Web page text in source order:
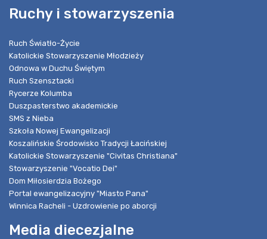
Ruchy i stowarzyszenia
Ruch Światło-Życie
Katolickie Stowarzyszenie Młodzieży
Odnowa w Duchu Świętym
Ruch Szensztacki
Rycerze Kolumba
Duszpasterstwo akademickie
SMS z Nieba
Szkoła Nowej Ewangelizacji
Koszalińskie Środowisko Tradycji Łacińskiej
Katolickie Stowarzyszenie "Civitas Christiana"
Stowarzyszenie "Vocatio Dei"
Dom Miłosierdzia Bożego
Portal ewangelizacyjny "Miasto Pana"
Winnica Racheli - Uzdrowienie po aborcji
Media diecezjalne